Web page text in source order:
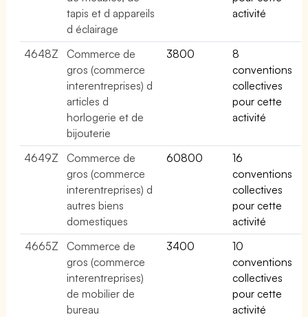
tapis et d appareils
d éclairage
activité
4648Z
Commerce de
gros (commerce
interentreprises) d
articles d
horlogerie et de
bijouterie
3800
8
conventions
collectives
pour cette
activité
4649Z
Commerce de
gros (commerce
interentreprises) d
autres biens
domestiques
60800
16
conventions
collectives
pour cette
activité
4665Z
Commerce de
gros (commerce
interentreprises)
de mobilier de
bureau
3400
10
conventions
collectives
pour cette
activité